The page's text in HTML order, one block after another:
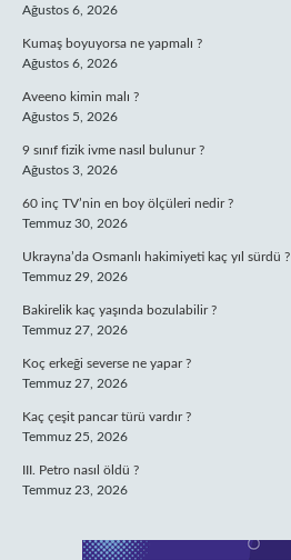
Ağustos 6, 2026
Kumaş boyuyorsa ne yapmalı ?
Ağustos 6, 2026
Aveeno kimin malı ?
Ağustos 5, 2026
9 sınıf fizik ivme nasıl bulunur ?
Ağustos 3, 2026
60 inç TV’nin en boy ölçüleri nedir ?
Temmuz 30, 2026
Ukrayna’da Osmanlı hakimiyeti kaç yıl sürdü ?
Temmuz 29, 2026
Bakirelik kaç yaşında bozulabilir ?
Temmuz 27, 2026
Koç erkeği severse ne yapar ?
Temmuz 27, 2026
Kaç çeşit pancar türü vardır ?
Temmuz 25, 2026
III. Petro nasıl öldü ?
Temmuz 23, 2026